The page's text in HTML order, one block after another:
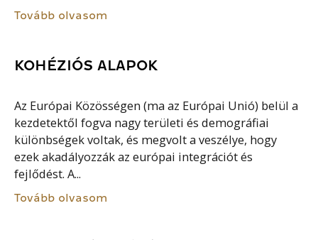
Tovább olvasom
KOHÉZIÓS ALAPOK
Az Európai Közösségen (ma az Európai Unió) belül a
kezdetektől fogva nagy területi és demográfiai
különbségek voltak, és megvolt a veszélye, hogy
ezek akadályozzák az európai integrációt és
fejlődést. A...
Tovább olvasom